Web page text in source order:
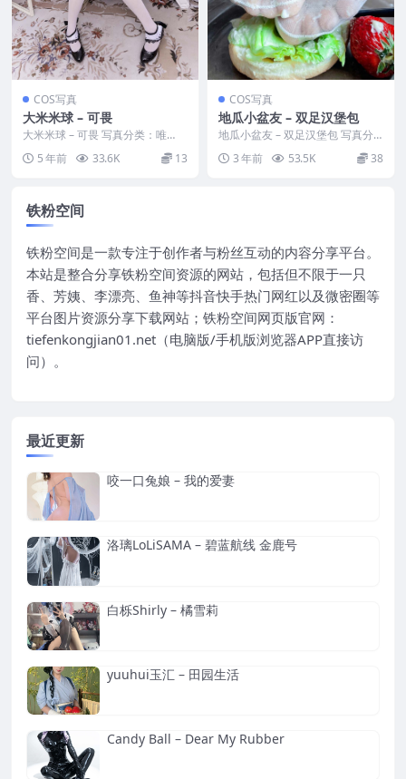
COS写真
大米米球 – 可畏
大米米球 – 可畏 写真分类：唯
美，参与模特：大米米球 [套图大
小]：[60P+...
5 年前 33.6K 13
COS写真
地瓜小盆友 – 双足汉堡包
地瓜小盆友 – 双足汉堡包 写真分
类：唯美，参与模特：地瓜小盆友
[套图大小]：...
3 年前 53.5K 38
铁粉空间
铁粉空间是一款专注于创作者与粉丝互动的内容分享平台。
本站是整合分享铁粉空间资源的网站，包括但不限于一只
香、芳姨、李漂亮、鱼神等抖音快手热门网红以及微密圈等
平台图片资源分享下载网站；铁粉空间网页版官网：
tiefenkongjian01.net（电脑版/手机版浏览器APP直接访
问）。
最近更新
咬一口兔娘 – 我的爱妻
洛璃LoLiSAMA – 碧蓝航线 金鹿号
白栎Shirly – 橘雪莉
yuuhui玉汇 – 田园生活
Candy Ball – Dear My Rubber